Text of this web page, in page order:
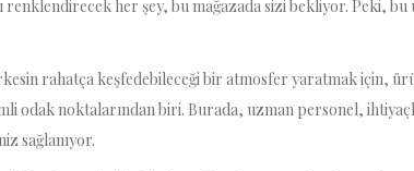
renklendirecek her şey, bu mağazada sizi bekliyor. Peki,
rahatça keşfedebileceği bir atmosfer yaratmak için,
odak noktalarından biri. Burada, uzman personel,
sağlanıyor.